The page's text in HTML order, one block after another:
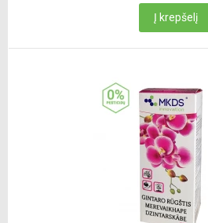
Į krepšelį